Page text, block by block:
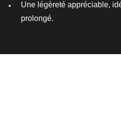
Une légèreté appréciable,
prolongé.